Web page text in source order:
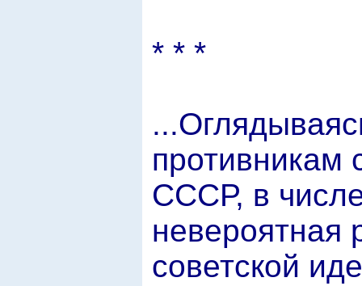
* * *
противникам
СССР, в
невероятная
советской